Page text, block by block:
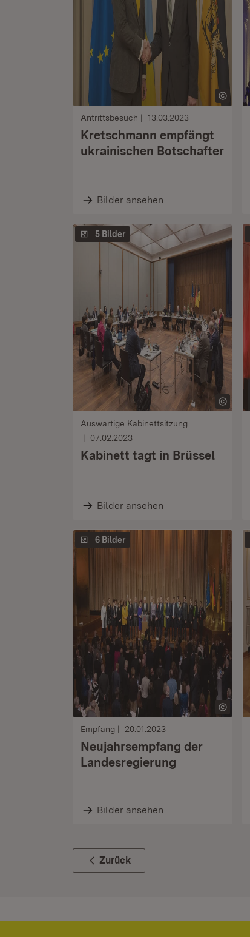
Antrittsbesuch 13.03.2023
Kretschmann empfängt
ukrainischen Botschafter
Bilder ansehen
5 Bilder
Auswärtige Kabinettsitzung
07.02.2023
Kabinett tagt in Brüssel
Bilder ansehen
6 Bilder
Empfang 20.01.2023
Neujahrsempfang der
Landesregierung
Bilder ansehen
Zurück